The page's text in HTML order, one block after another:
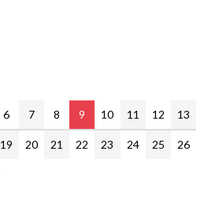
6 7 8 9 10 11 12 13
19 20 21 22 23 24 25
26